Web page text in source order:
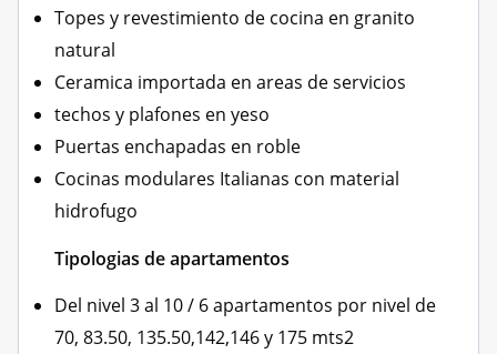
Topes y revestimiento de cocina en granito
natural
Ceramica importada en areas de servicios
techos y plafones en yeso
Puertas enchapadas en roble
Cocinas modulares Italianas con material
hidrofugo
Tipologias de apartamentos
Del nivel 3 al 10 / 6 apartamentos por nivel de
70, 83.50, 135.50,142,146 y 175 mts2